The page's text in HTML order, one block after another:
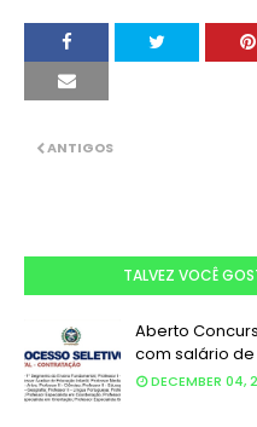
ANTIGOS
TALVEZ VOCÊ
Aberto
com salário de
DECEMBER 04,